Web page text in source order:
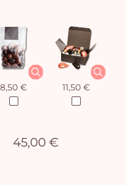
45,00 €
8,50 € 11,50 €